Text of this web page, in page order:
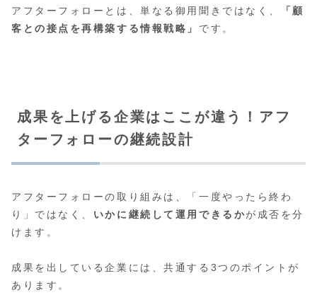
アフターフォローとは、単なる御用聞きではなく、
「顧
客との接点を再構築する情報戦略」 です。
成果を上げる企業はここが違う！アフ
ターフォローの継続設計
アフターフォローの取り組みは、「一度やったら終わ
り」ではなく、 いかに継続して運用できるかが成否を分
けます。
成果を出している企業には、共通する3つのポイントが
あります。